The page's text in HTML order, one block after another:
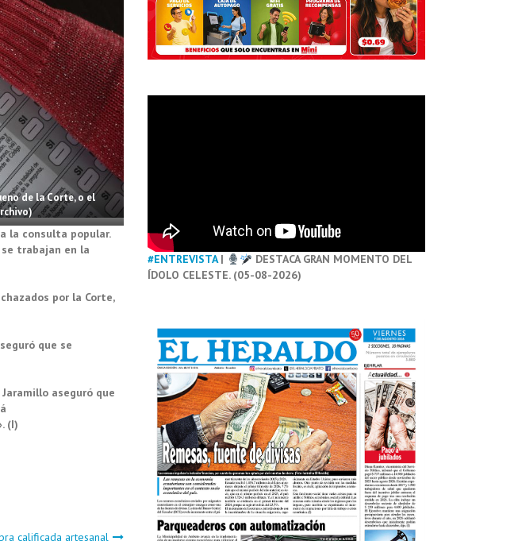
de la Corte, o el
la consulta popular.
trabajan en la
por la Corte,
que se
aseguró que
(I)
calificada artesanal
#ENTREVISTA|
DESTACA GRAN MOMENTO DEL
ÍDOLO CELESTE. (05-08-2026)